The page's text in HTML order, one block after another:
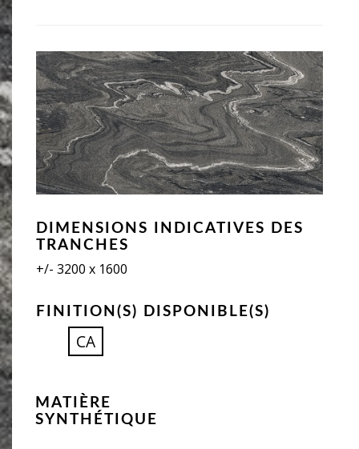
MATIÈRE
SYNTHÉTIQUE
DIMENSIONS INDICATIVES DES
TRANCHES
+/- 3200 x 1600
FINITION(S) DISPONIBLE(S)
CA